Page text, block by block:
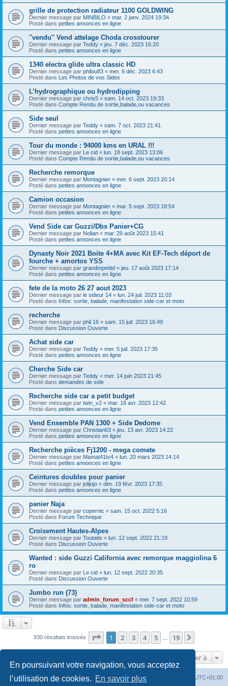
En poursuivant votre navigation, vous acceptez
l’utilisation de cookies. En savoir plus
grille de protection radiateur 1100 GOLDWING
Dernier message par MINBILO « mar. 2 janv. 2024 19:34
Posté dans petites annonces en ligne
''vendu'' Vend attelage Choda crosstourer
Dernier message par Teddy « jeu. 7 déc. 2023 16:20
Posté dans petites annonces en ligne
1340 electra glide ultra classic HD
Dernier message par philou83 « mer. 6 déc. 2023 6:43
Posté dans Les Photos de vos Sides
L’hydrographique ou hydrodipping
Dernier message par chris5 « sam. 14 oct. 2023 19:33
Posté dans Compte Rendu de sortie,balade,ou vacances
Side seul
Dernier message par Teddy « sam. 7 oct. 2023 21:41
Posté dans petites annonces en ligne
Tour du monde : 94000 kms en URAL !!!
Dernier message par Le cid « lun. 18 sept. 2023 13:06
Posté dans Compte Rendu de sortie,balade,ou vacances
Recherche remorque
Dernier message par Montagnier « mer. 6 sept. 2023 20:14
Posté dans petites annonces en ligne
Camion occasion
Dernier message par Montagnier « mar. 5 sept. 2023 18:54
Posté dans petites annonces en ligne
Vend Side car Guzzi/Dbs Panier+CG
Dernier message par Nolian « mar. 29 août 2023 15:41
Posté dans petites annonces en ligne
Dynasty Noir 2021 Boite 4+MA avec Kit EF-Tech déport de
fourche + amortos YSS
Dernier message par grandmpetitd « jeu. 17 août 2023 17:14
Posté dans petites annonces en ligne
fete de la moto 26 27 aout 2023
Dernier message par le sideur 14 « lun. 24 juil. 2023 11:03
Posté dans Infos: sortie, balade, manifestation side-car et moto
recherche
Dernier message par phil 16 « sam. 15 juil. 2023 16:49
Posté dans Discussion Ouverte
Achat side car
Dernier message par Teddy « mer. 5 juil. 2023 17:35
Posté dans petites annonces en ligne
Cherche Side car
Dernier message par Teddy « mer. 14 juin 2023 21:45
Posté dans demandes de side
Recherche side car a petit budget
Dernier message par twin_v2 « mar. 18 avr. 2023 12:42
Posté dans petites annonces en ligne
Vend Ensemble PAN 1300 + Side Dedome
Dernier message par Christian63 « jeu. 13 avr. 2023 14:22
Posté dans petites annonces en ligne
Recherche pièces Fj1200 - mega comete
Dernier message par Mamat41tv4 « lun. 20 mars 2023 14:14
Posté dans petites annonces en ligne
Ceintures doubles pour panier
Dernier message par jolijojo « dim. 19 févr. 2023 17:35
Posté dans petites annonces en ligne
panier Naja
Dernier message par copernic « sam. 15 oct. 2022 5:16
Posté dans Forum Technique
Croisement Hautes-Alpes
Dernier message par Toutatis « lun. 12 sept. 2022 21:19
Posté dans Discussion Ouverte
Wanted : side Guzzi California avec remorque maggiolina 6
ro
Dernier message par Le cid « lun. 12 sept. 2022 20:35
Posté dans Discussion Ouverte
Jumbo run (73)
Dernier message par admin_forum_sccf « mer. 7 sept. 2022 10:59
Posté dans Infos: sortie, balade, manifestation side-car et moto
930 résultats trouvés Page 1sur19
1 2 3 4 5 19
Aller à
Index du forum UTC+01:00